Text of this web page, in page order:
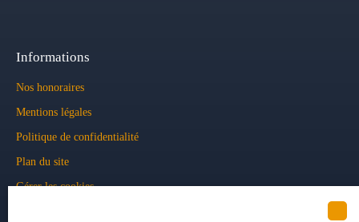
Informations
Nos honoraires
Mentions légales
Politique de confidentialité
Plan du site
Gérer les cookies